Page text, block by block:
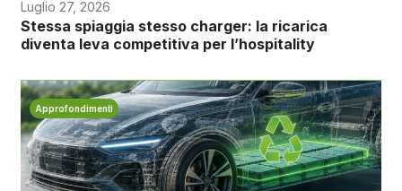
Luglio 27, 2026
Stessa spiaggia stesso charger: la ricarica
diventa leva competitiva per l’hospitality
Approfondimenti